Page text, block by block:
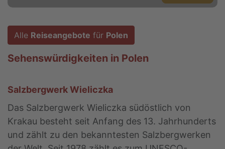
Alle Reiseangebote für Polen
Sehenswürdigkeiten in Polen
Salzbergwerk Wieliczka
Das Salzbergwerk Wieliczka südöstlich von
Krakau besteht seit Anfang des 13. Jahrhunderts
und zählt zu den bekanntesten Salzbergwerken